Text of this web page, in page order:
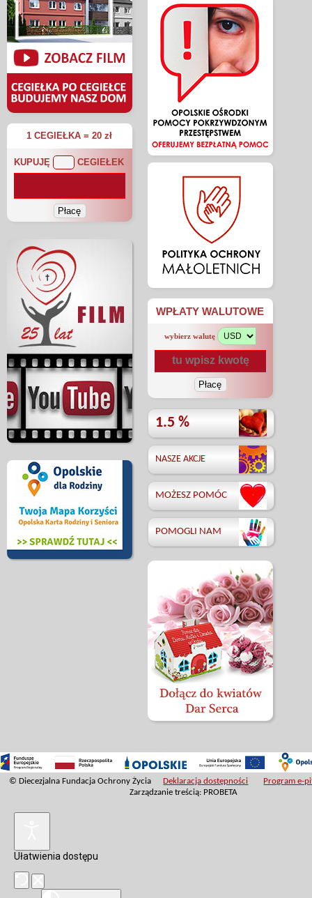
1 CEGIEŁKA = 20 zł
KUPUJĘ CEGIEŁEK
WPŁATY WALUTOWE
wybierz walutę
1.5 %
NASZE AKCJE
MOŻESZ POMÓC
POMOGLI NAM
© Diecezjalna Fundacja Ochrony Życia Deklaracja dostępności
Program e-
Zarządzanie treścią: PROBETA
Ułatwienia dostępu